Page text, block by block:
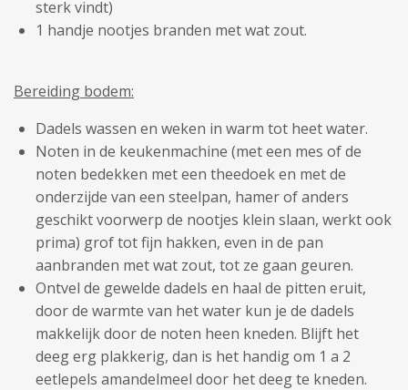
sterk vindt)
1 handje nootjes branden met wat zout.
Bereiding bodem:
Dadels wassen en weken in warm tot heet water.
Noten in de keukenmachine (met een mes of de
noten bedekken met een theedoek en met de
onderzijde van een steelpan, hamer of anders
geschikt voorwerp de nootjes klein slaan, werkt ook
prima) grof tot fijn hakken, even in de pan
aanbranden met wat zout, tot ze gaan geuren.
Ontvel de gewelde dadels en haal de pitten eruit,
door de warmte van het water kun je de dadels
makkelijk door de noten heen kneden. Blijft het
deeg erg plakkerig, dan is het handig om 1 a 2
eetlepels amandelmeel door het deeg te kneden.